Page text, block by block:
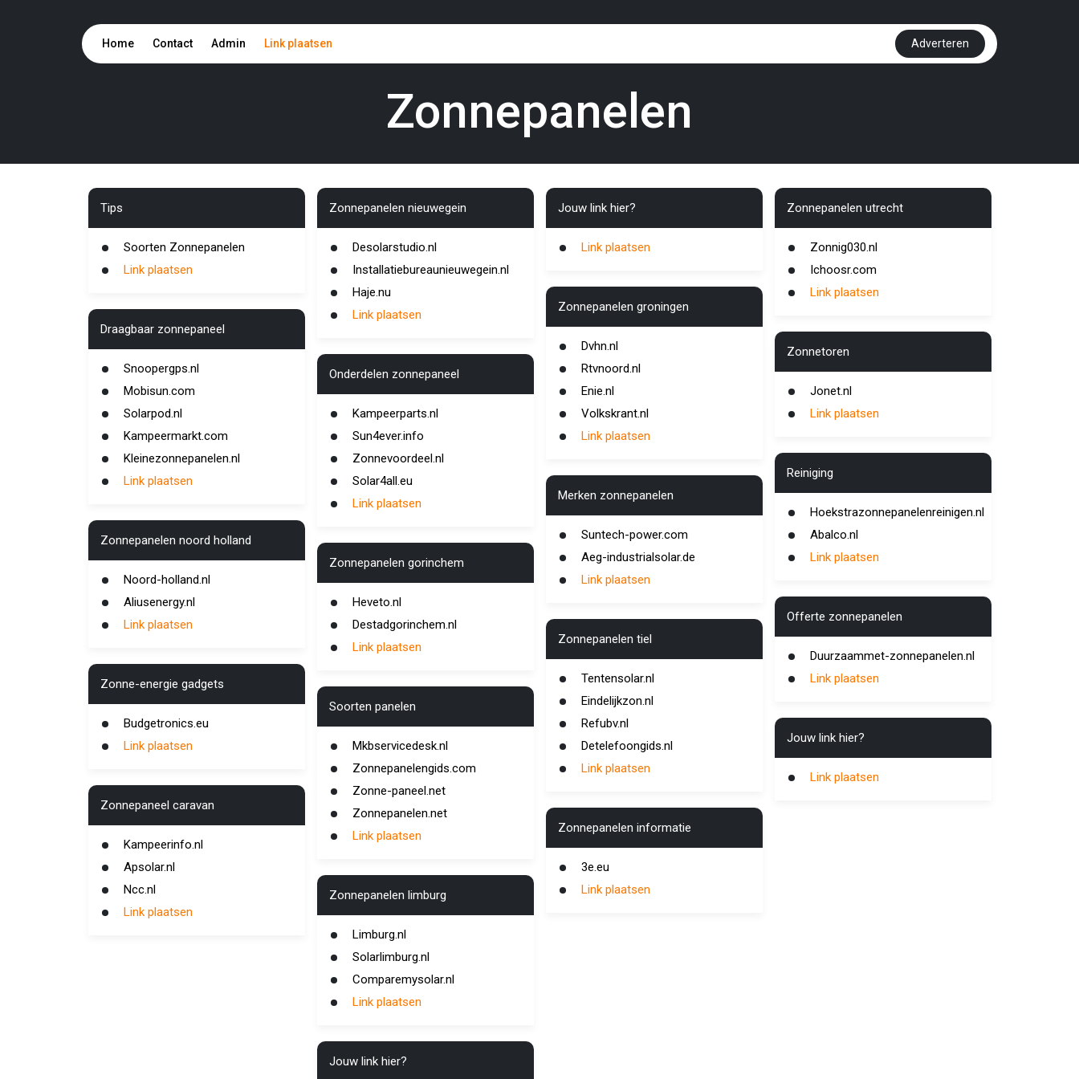
Home Contact Admin Link plaatsen Adverteren
Zonnepanelen
Tips
Soorten Zonnepanelen
Link plaatsen
Draagbaar zonnepaneel
Snoopergps.nl
Mobisun.com
Solarpod.nl
Kampeermarkt.com
Kleinezonnepanelen.nl
Link plaatsen
Zonnepanelen noord holland
Noord-holland.nl
Aliusenergy.nl
Link plaatsen
Zonne-energie gadgets
Budgetronics.eu
Link plaatsen
Zonnepaneel caravan
Kampeerinfo.nl
Apsolar.nl
Ncc.nl
Link plaatsen
Zonnepanelen nieuwegein
Desolarstudio.nl
Installatiebureaunieuwegein.nl
Haje.nu
Link plaatsen
Onderdelen zonnepaneel
Kampeerparts.nl
Sun4ever.info
Zonnevoordeel.nl
Solar4all.eu
Link plaatsen
Zonnepanelen gorinchem
Heveto.nl
Destadgorinchem.nl
Link plaatsen
Soorten panelen
Mkbservicedesk.nl
Zonnepanelengids.com
Zonne-paneel.net
Zonnepanelen.net
Link plaatsen
Zonnepanelen limburg
Limburg.nl
Solarlimburg.nl
Comparemysolar.nl
Link plaatsen
Jouw link hier?
Jouw link hier?
Link plaatsen
Zonnepanelen groningen
Dvhn.nl
Rtvnoord.nl
Enie.nl
Volkskrant.nl
Link plaatsen
Merken zonnepanelen
Suntech-power.com
Aeg-industrialsolar.de
Link plaatsen
Zonnepanelen tiel
Tentensolar.nl
Eindelijkzon.nl
Refubv.nl
Detelefoongids.nl
Link plaatsen
Zonnepanelen informatie
3e.eu
Link plaatsen
Zonnepanelen utrecht
Zonnig030.nl
Ichoosr.com
Link plaatsen
Zonnetoren
Jonet.nl
Link plaatsen
Reiniging
Hoekstrazonnepanelenreinigen.nl
Abalco.nl
Link plaatsen
Offerte zonnepanelen
Duurzaammet-zonnepanelen.nl
Link plaatsen
Jouw link hier?
Link plaatsen